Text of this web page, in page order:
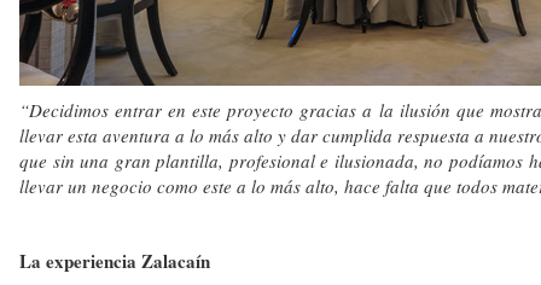
“Decidimos entrar en este proyecto gracias a la ilusión que
llevar esta aventura a lo más alto y dar cumplida respuesta a
que sin una gran plantilla, profesional e ilusionada, no podíamos
llevar un negocio como este a lo más alto, hace falta que todos
La experiencia Zalacaín